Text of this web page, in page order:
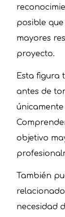
posible
mayores
proyecto.
Esta figura
antes de
objetivo
También
necesidad